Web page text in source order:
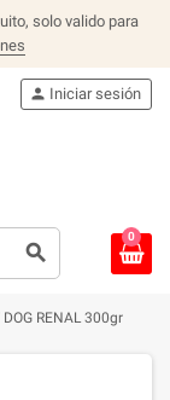
solo valido para
search
person Iniciar sesión
0
DOG RENAL 300gr